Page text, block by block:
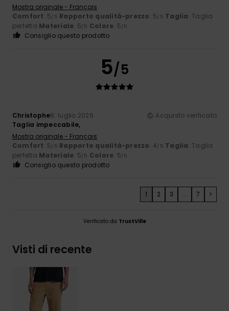
Mostra originale - Français
Comfort: 5/5 Rapporto qualità-prezzo: 5/5 Taglia: Taglia
perfetta Materiale: 5/5 Colore: 5/5
Consiglio questo prodotto
5/5
Christophe8. luglio 2026
Acquisto verificato
Taglia impeccabile,
Mostra originale - Français
Comfort: 5/5 Rapporto qualità-prezzo: 4/5 Taglia: Taglia
perfetta Materiale: 5/5 Colore: 5/5
Consiglio questo prodotto
1 2 3 ... 7 >
Verificato da TrustVille
Visti di recente